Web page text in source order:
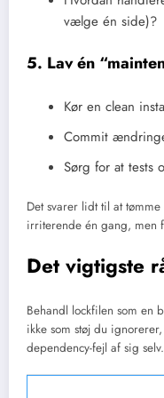
vælge én side)?
5. Lav én
Kør en clean
Commit
Sørg for at tests
Det svarer lidt til at
irriterende én gang, men
Det vigtigste
Behandl lockfilen som en
ikke som støj du
dependency-fejl af sig selv.